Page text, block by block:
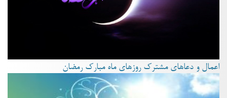
اعمال و دعاهای مشترک روزهای ماه مبارک رمضان